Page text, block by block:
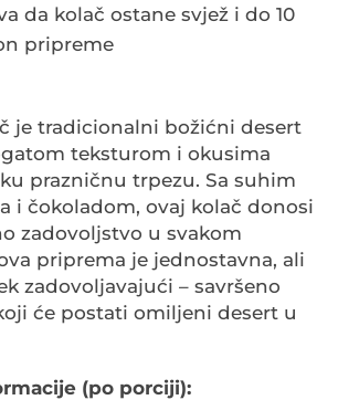
da kolač ostane svjež i do 10
pripreme
je tradicionalni božićni desert
teksturom i okusima
prazničnu trpezu. Sa suhim
i čokoladom, ovaj kolač donosi
zadovoljstvo u svakom
priprema je jednostavna, ali
zadovoljavajući – savršeno
će postati omiljeni desert u
(po porciji):